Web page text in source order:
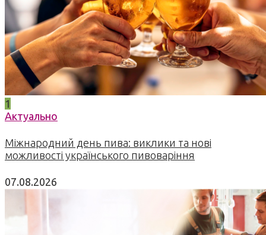
1
Актуально
Міжнародний день пива: виклики та нові
можливості українського пивоваріння
07.08.2026